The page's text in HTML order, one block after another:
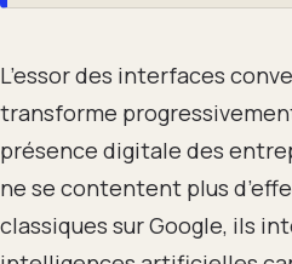
L’essor des interfaces
transforme
présence digitale des
ne se contentent plus
classiques sur Google, ils